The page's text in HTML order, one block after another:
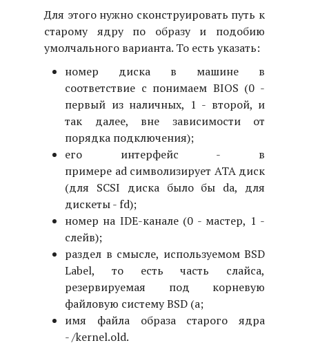
Для этого нужно сконструировать путь к
старому ядру по образу и подобию
умолчального варианта. То есть указать:
номер диска в машине в
соответствие с понимаем BIOS (0 -
первый из наличных, 1 - второй, и
так далее, вне зависимости от
порядка подключения);
его интерфейс - в
примере ad символизирует ATA диск
(для SCSI диска было бы da, для
дискеты - fd);
номер на IDE-канале (0 - мастер, 1 -
слейв);
раздел в смысле, используемом BSD
Label, то есть часть слайса,
резервируемая под корневую
файловую систему BSD (a;
имя файла образа старого ядра
- /kernel.old.